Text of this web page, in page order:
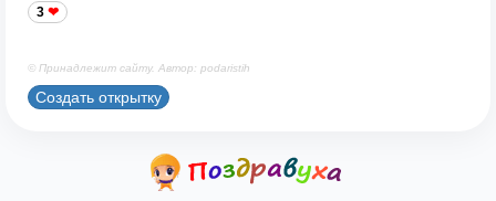
3
© Принадлежит сайту. Автор: podaristih
Создать открытку